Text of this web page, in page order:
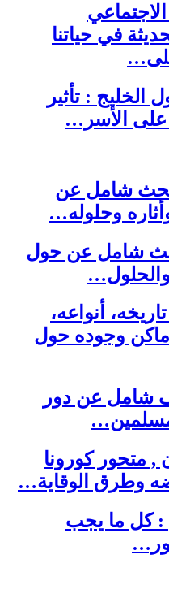
في حياتنا
على…
الخليج : تأثير
على الأسر…
, بحث شامل عن
وحلوله…
شامل عن حول
والحلول…
أنواعه،
وجوده حول
شامل عن دور
, متحور كورونا
وطرق الوقاية…
: كل ما يجب